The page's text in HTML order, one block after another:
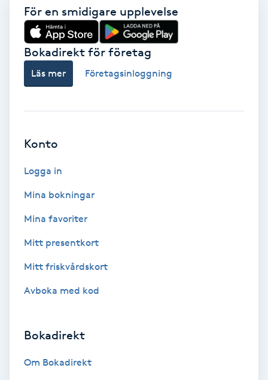
Cryoterapi
Damklippning
Dermapen
Diamantslipning
Enzympeeling
Extensions
Eyeliner-tatuering
Face framing
För en smidigare upplevelse
Bokadirekt för företag
Läs mer Företagsinloggning
Konto
Logga in
Mina bokningar
Mina favoriter
Mitt presentkort
Mitt friskvårdskort
Avboka med kod
Bokadirekt
Om Bokadirekt